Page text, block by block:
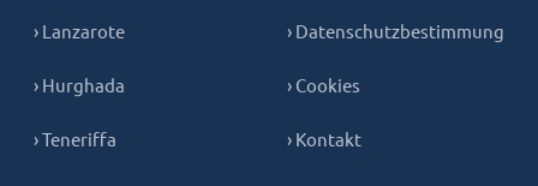
› Lanzarote
› Hurghada
› Teneriffa
› Datenschutzbestimmung
› Cookies
› Kontakt